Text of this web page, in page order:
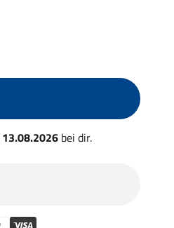
13.08.2026 bei dir.